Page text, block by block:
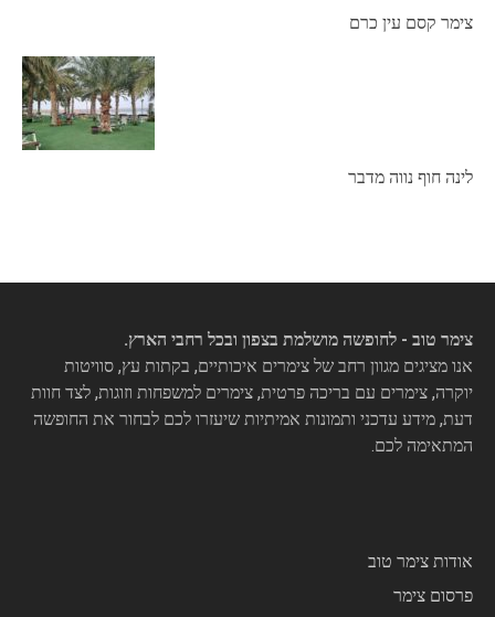
צימר קסם עין כרם
לינה חוף נווה מדבר
צימר טוב - לחופשה מושלמת בצפון ובכל רחבי הארץ.
אנו מציגים מגוון רחב של צימרים איכותיים, בקתות עץ, סוויטות
יוקרה, צימרים עם בריכה פרטית, צימרים למשפחות וזוגות, לצד חוות
דעת, מידע עדכני ותמונות אמיתיות שיעזרו לכם לבחור את החופשה
המתאימה לכם.
אודות צימר טוב
פרסום צימר